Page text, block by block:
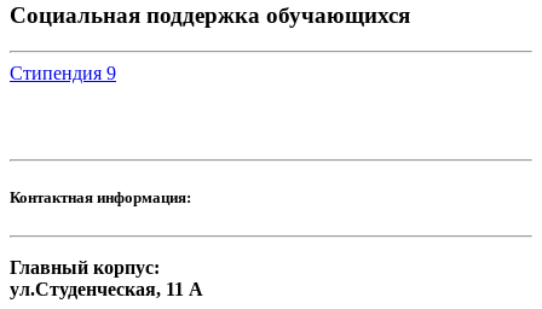
Социальная поддержка обучающихся
Стипендия 9
Контактная информация:
Главный корпус:
ул.Студенческая, 11 А